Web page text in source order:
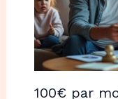
100€ par